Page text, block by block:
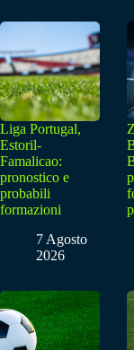
Liga Portugal,
Estoril-
Famalicao:
pronostico e
probabili
formazioni
7 Agosto
2026